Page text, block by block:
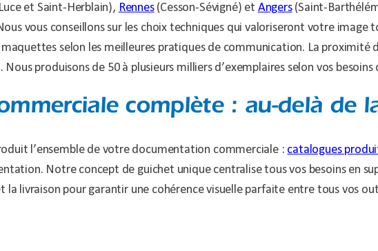
et Saint-Herblain), Rennes(Cesson-Sévigné) et Angers(Saint-
vous conseillons sur les choix techniques qui valoriseront votre
selon les meilleures pratiques de communication. La proximité
produisons de 50 à plusieurs milliers d’exemplaires selon vos
complète : au-delà de
l’ensemble de votre documentation commerciale : catalogues
Notre concept de guichet unique centralise tous vos besoins en
livraison pour garantir une cohérence visuelle parfaite entre tous vos